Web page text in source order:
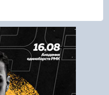
Войти
Напомнить пароль
Регистрация